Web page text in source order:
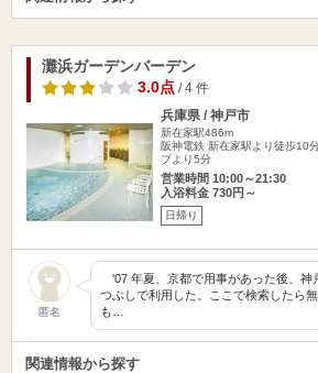
灘浜ガーデンバーデン
3.0点/ 4 件
兵庫県 / 神戸市
新在家駅486m
阪神電鉄 新在家駅より徒歩10
プより5分
営業時間 10:00～21:30
入浴料金 730円～
日帰り
匿名
'07 年夏、京都で用事があった後、神
つぶしで利用した。ここで検索したら
も…
関連情報から探す